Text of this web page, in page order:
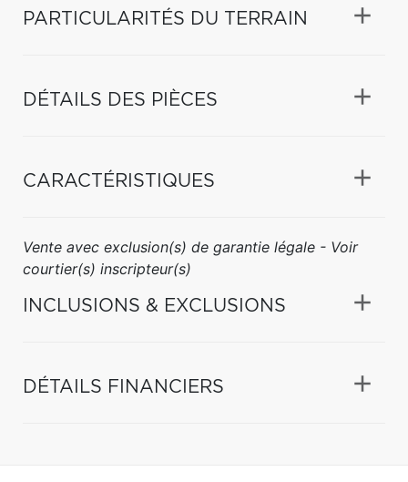
PARTICULARITÉS DU TERRAIN
DÉTAILS DES PIÈCES
CARACTÉRISTIQUES
Vente avec exclusion(s) de garantie légale - Voir
courtier(s) inscripteur(s)
INCLUSIONS & EXCLUSIONS
DÉTAILS FINANCIERS